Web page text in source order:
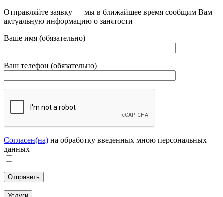
Отправляйте заявку — мы в ближайшее время сообщим Вам
актуальную информацию о занятости
Ваше имя (обязательно)
Ваш телефон (обязательно)
Согласен(на) на обработку введенных мною персональных
данных
Услуги